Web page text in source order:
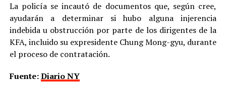
La policía se incautó de documentos que, según cree,
ayudarán a determinar si hubo alguna injerencia
indebida u obstrucción por parte de los dirigentes de la
KFA, incluido su expresidente Chung Mong-gyu, durante
el proceso de contratación.
Fuente:Diario NY